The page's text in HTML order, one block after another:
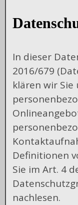
In dieser
2016/679
klären wir
Definitionen
Sie im Art. 4
nachlesen.